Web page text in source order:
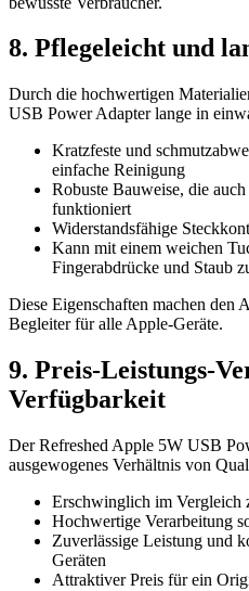
8. Pflegeleicht und
Durch die hochwertigen
USB Power Adapter lange in
Kratzfeste und
einfache Reinigung
Robuste Bauweise, die
funktioniert
Widerstandsfähige
Kann mit einem weichen
Fingerabdrücke und Staub
Diese Eigenschaften machen den
Begleiter für alle Apple-Geräte.
9. Preis-Leistungs-
Verfügbarkeit
Der Refreshed Apple 5W USB
ausgewogenes Verhältnis von
Erschwinglich im Vergleich
Hochwertige Verarbeitung
Zuverlässige Leistung und
Geräten
Attraktiver Preis für ein